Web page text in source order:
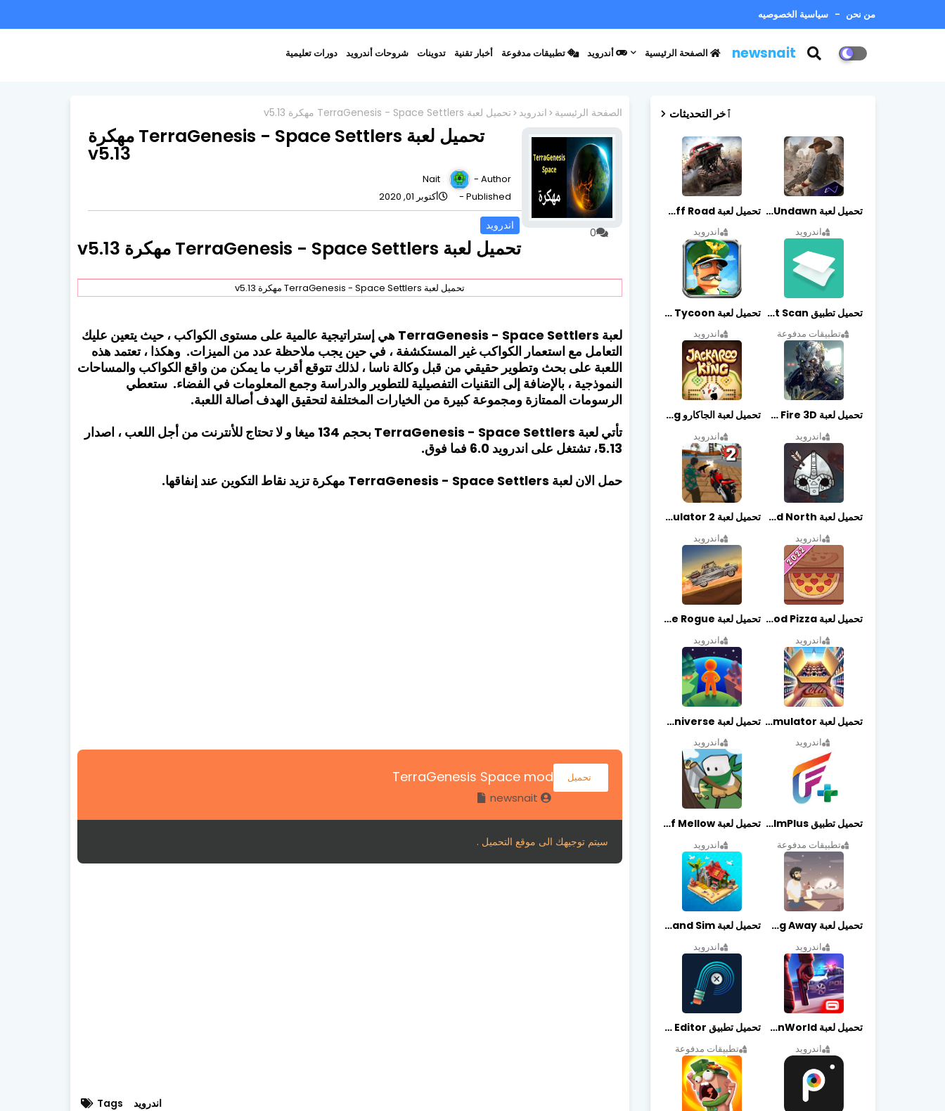
من نحن سياسية الخصوصيه
newsnait دورات تعليمية شروحات أندرويد تدوينات أخبار تقنية تطبيقات مدفوعة أندرويد الصفحة الرئيسية
الصفحة الرئيسية اندرويد تحميل لعبة TerraGenesis - Space Settlers مهكرة v5.13
تحميل لعبة TerraGenesis - Space Settlers مهكرة
v5.13
Author -
Nait
Published -
أكتوبر 01, 2020
اندرويد
0
تحميل لعبة TerraGenesis - Space Settlers مهكرة v5.13
تحميل لعبة TerraGenesis - Space Settlers مهكرة v5.13
لعبة TerraGenesis - Space Settlers هي إستراتيجية عالمية على مستوى الكواكب ، حيث يتعين عليك
التعامل مع استعمار الكواكب غير المستكشفة ، في حين يجب ملاحظة عدد من الميزات. وهكذا ، تعتمد هذه
اللعبة على بحث وتطوير حقيقي من قبل وكالة ناسا ، لذلك تتوقع أقرب ما يمكن من واقع الكواكب والمساحات
النموذجية ، بالإضافة إلى التقنيات التفصيلية للتطوير والدراسة وجمع المعلومات في الفضاء. ستعطي
الرسومات الممتازة ومجموعة كبيرة من الخيارات المختلفة لتحقيق الهدف أصالة اللعبة.
تأتي لعبة TerraGenesis - Space Settlers بحجم 134 ميغا و لا تحتاج للأنترنت من أجل اللعب ، اصدار
5.13، تشتغل على اندرويد 6.0 فما فوق.
حمل الان لعبة TerraGenesis - Space Settlers مهكرة تزيد نقاط التكوين عند إنفاقها.
TerraGenesis Space mod تحميل
سيتم توجيهك الى موقع التحميل .
Tags اندرويد
ٱخر التحديثات
تحميل لعبة Undawn مهكرة للأندرويد أخر إصدار | تحميل مباشر + موارد غير محدودة
اندرويد
تحميل لعبة Trucks Off Road مهكرة اخر اصدار
اندرويد
تحميل تطبيق vFlat Scan مهكر آخر إصدار
تطبيقات مدفوعة
تحميل لعبة Idle Military SCH Tycoon مهكرة آخر إصدار
اندرويد
تحميل لعبة Zombie Fire 3D مهكرة آخر إصدار
اندرويد
تحميل لعبة الجاكارو jackaroo king آخر إصدار
اندرويد
تحميل لعبة Bad North مهكرة آخر إصدار
اندرويد
تحميل لعبة Vegas crime simulator 2 مهكرة اخر اصدار
اندرويد
تحميل لعبة Good Pizza مهكرة اخر اصدار
اندرويد
تحميل لعبة Earn to Die Rogue مهكرة اخر اصدار
اندرويد
تحميل لعبة Retail Store Simulator مهكرة اخر اصدار
اندرويد
تحميل لعبة My Little Universe مهكرة أخر إصدار
اندرويد
تحميل تطبيق FilmPlus أخر إصدار
تطبيقات مدفوعة
تحميل لعبة Life of Mellow مهكرة أخر إصدار
اندرويد
تحميل لعبة Casting Away مهكرة أخر إصدار
اندرويد
تحميل لعبة Fantasy Island Sim مهكرة أخر إصدار
اندرويد
تحميل لعبة Gangstar New Orleans OpenWorld مهكرة أخر إصدار
اندرويد
تحميل تطبيق Retouch Remove Objects Editor مهكرة اخر إصدار
تطبيقات مدفوعة